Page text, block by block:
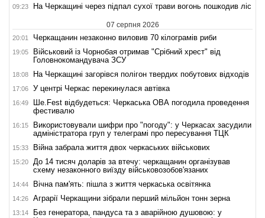
09:23 На Черкащині через підпал сухої трави вогонь пошкодив ліс
07 серпня 2026
20:01 Черкащанин незаконно виловив 70 кілограмів риби
19:05
Військовий із Чорнобая отримав "Срібний хрест" від
Головнокомандувача ЗСУ
18:08 На Черкащині загорівся полігон твердих побутових відходів
17:06 У центрі Черкас перекинулася автівка
16:49
Ше.Fest відбудеться: Черкаська ОВА погодила проведення
фестивалю
16:15
Використовували шифри про "погоду": у Черкасах засудили
адміністратора груп у телеграмі про пересування ТЦК
15:33 Війна забрала життя двох черкаських військових
15:20
До 14 тисяч доларів за втечу: черкащанин організував
схему незаконного виїзду військовозобов'язаних
14:44 Вічна пам'ять: пішла з життя черкаська освітянка
14:26 Аграрії Черкащини зібрали перший мільйон тонн зерна
13:14
Без генератора, пандуса та з аварійною душовою: у